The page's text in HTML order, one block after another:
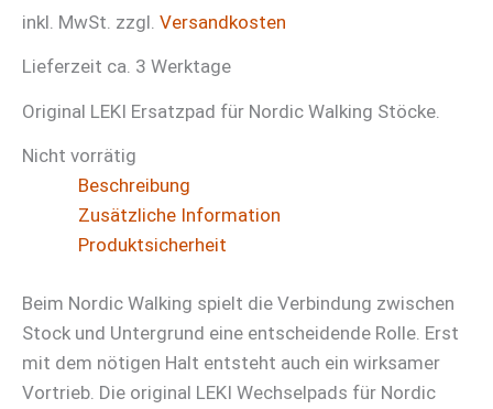
inkl. MwSt. zzgl. Versandkosten
Lieferzeit ca. 3 Werktage
Original LEKI Ersatzpad für Nordic Walking Stöcke.
Nicht vorrätig
Beschreibung
Zusätzliche Information
Produktsicherheit
Beim Nordic Walking spielt die Verbindung zwischen
Stock und Untergrund eine entscheidende Rolle. Erst
mit dem nötigen Halt entsteht auch ein wirksamer
Vortrieb. Die original LEKI Wechselpads für Nordic